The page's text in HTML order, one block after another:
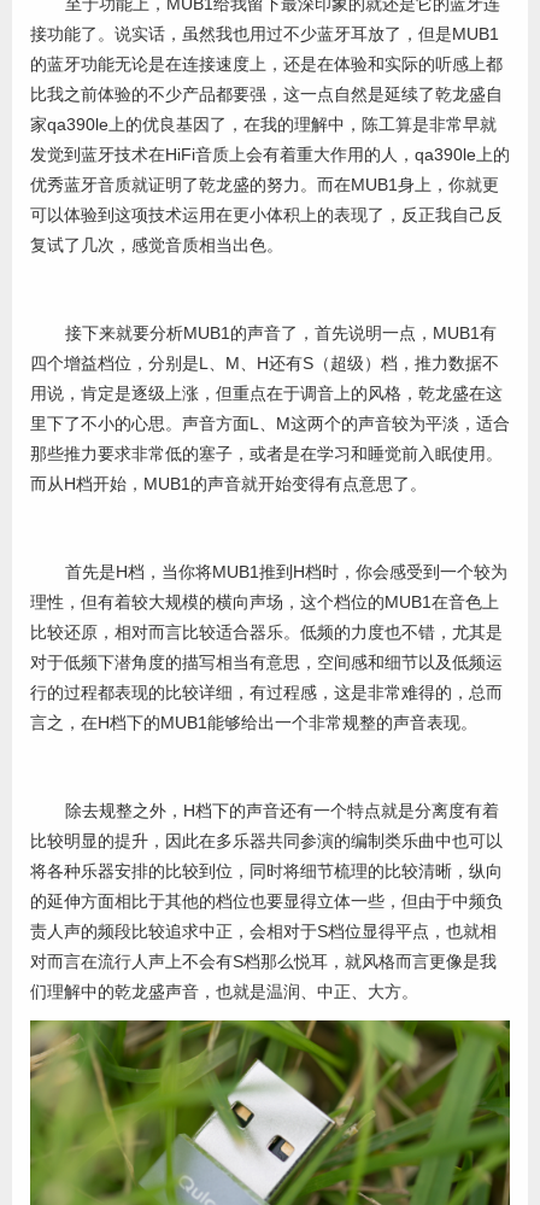
接功能了。说实话，虽然我也用过不少蓝牙耳放了，但是MUB1
的蓝牙功能无论是在连接速度上，还是在体验和实际的听感上都
比我之前体验的不少产品都要强，这一点自然是延续了乾龙盛自
家qa390le上的优良基因了，在我的理解中，陈工算是非常早就
发觉到蓝牙技术在HiFi音质上会有着重大作用的人，qa390le上的
优秀蓝牙音质就证明了乾龙盛的努力。而在MUB1身上，你就更
可以体验到这项技术运用在更小体积上的表现了，反正我自己反
复试了几次，感觉音质相当出色。
接下来就要分析MUB1的声音了，首先说明一点，MUB1有
四个增益档位，分别是L、M、H还有S（超级）档，推力数据不
用说，肯定是逐级上涨，但重点在于调音上的风格，乾龙盛在这
里下了不小的心思。声音方面L、M这两个的声音较为平淡，适合
那些推力要求非常低的塞子，或者是在学习和睡觉前入眠使用。
而从H档开始，MUB1的声音就开始变得有点意思了。
首先是H档，当你将MUB1推到H档时，你会感受到一个较为
理性，但有着较大规模的横向声场，这个档位的MUB1在音色上
比较还原，相对而言比较适合器乐。低频的力度也不错，尤其是
对于低频下潜角度的描写相当有意思，空间感和细节以及低频运
行的过程都表现的比较详细，有过程感，这是非常难得的，总而
言之，在H档下的MUB1能够给出一个非常规整的声音表现。
除去规整之外，H档下的声音还有一个特点就是分离度有着
比较明显的提升，因此在多乐器共同参演的编制类乐曲中也可以
将各种乐器安排的比较到位，同时将细节梳理的比较清晰，纵向
的延伸方面相比于其他的档位也要显得立体一些，但由于中频负
责人声的频段比较追求中正，会相对于S档位显得平点，也就相
对而言在流行人声上不会有S档那么悦耳，就风格而言更像是我
们理解中的乾龙盛声音，也就是温润、中正、大方。